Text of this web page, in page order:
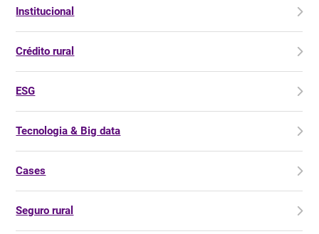
Institucional
Crédito rural
ESG
Tecnologia & Big data
Cases
Seguro rural